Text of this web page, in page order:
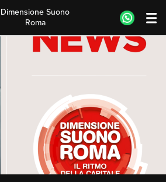
Dimensione Suono
Roma